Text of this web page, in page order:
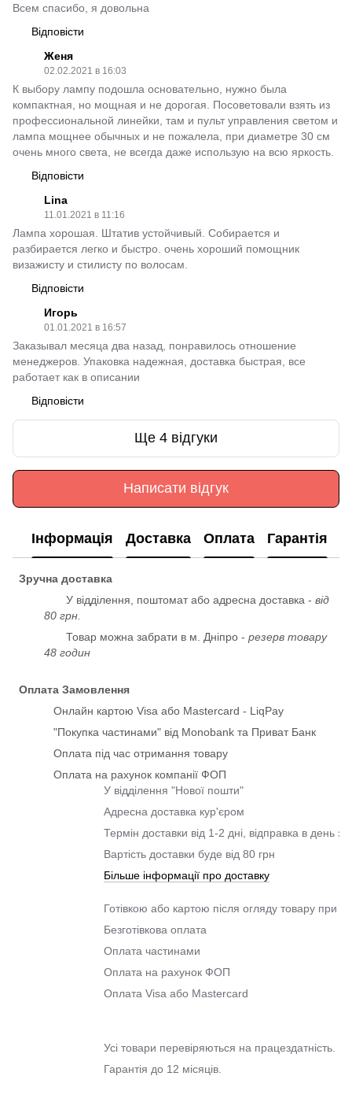
Всем спасибо, я довольна
Відповісти
Женя
02.02.2021 в 16:03
К выбору лампу подошла основательно, нужно была
компактная, но мощная и не дорогая. Посоветовали взять из
профессиональной линейки, там и пульт управления светом и
лампа мощнее обычных и не пожалела, при диаметре 30 см
очень много света, не всегда даже использую на всю яркость.
Відповісти
Lina
11.01.2021 в 11:16
Лампа хорошая. Штатив устойчивый. Собирается и
разбирается легко и быстро. очень хороший помощник
визажисту и стилисту по волосам.
Відповісти
Игорь
01.01.2021 в 16:57
Заказывал месяца два назад, понравилось отношение
менеджеров. Упаковка надежная, доставка быстрая, все
работает как в описании
Відповісти
Ще 4 відгуки
Написати відгук
Інформація Доставка Оплата Гарантія
Зручна доставка
У відділення, поштомат або адресна доставка - від
80 грн.
Товар можна забрати в м. Дніпро - резерв товару
48 годин
Оплата Замовлення
Онлайн картою Visa або Mastercard - LiqPay
"Покупка частинами" від Monobank та Приват Банк
Оплата під час отримання товару
Оплата на рахунок компанії ФОП
У відділення "Нової пошти"
Адресна доставка кур'єром
Термін доставки від 1-2 дні, відправка в день
Вартість доставки буде від 80 грн
Більше інформації про доставку
Готівкою або картою після огляду товару при
Безготівкова оплата
Оплата частинами
Оплата на рахунок ФОП
Оплата Visa або Mastercard
Усі товари перевіряються на працездатність.
Гарантія до 12 місяців.